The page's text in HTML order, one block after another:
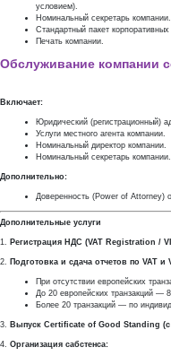
условием).
Номинальный секретарь компании.
Стандартный пакет корпоративных
Печать компании.
Обслуживание компании
Включает:
Юридический (регистрационный)
Услуги местного агента компании.
Номинальный директор компании.
Номинальный секретарь компании.
Дополнительно:
Доверенность (Power of Attorney)
Дополнительные услуги
1. Регистрация НДС (VAT Registration /
2. Подготовка и сдача отчетов по VAT и
При отсутствии европейских
До 20 европейских транзакций —
Более 20 транзакций — по
3. Выпуск Certificate of Good Standing (с
4. Организация сабстенса: